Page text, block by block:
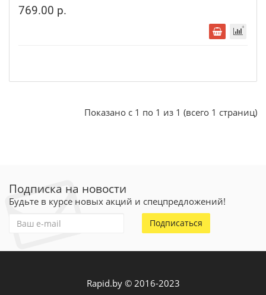
769.00 р.
Показано с 1 по 1 из 1 (всего 1 страниц)
Подписка на новости
Будьте в курсе новых акций и спецпредложений!
Подписаться
Rapid.by © 2016-2023